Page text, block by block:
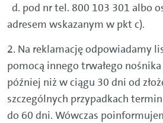
d. pod nr tel. 800 103 301 albo
adresem wskazanym w pkt c).
2. Na reklamację odpowiadamy
pomocą innego trwałego
później niż w ciągu 30 dni od
szczególnych przypadkach
do 60 dni. Wówczas